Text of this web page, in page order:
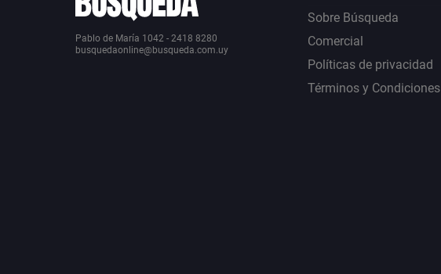
Pablo de María 1042 - 2418 8280
busquedaonline@busqueda.com.uy
Sobre Búsqueda
Comercial
Políticas de privacidad
Términos y Condiciones